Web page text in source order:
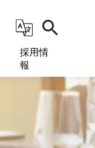
採用情
報